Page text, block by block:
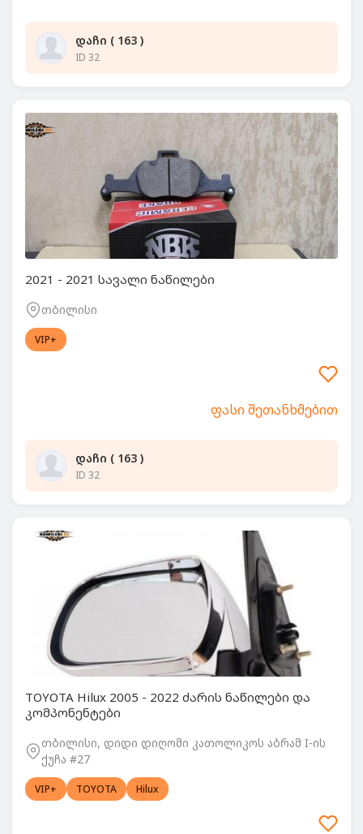
დაჩი ( 163 )
ID 32
2021 - 2021 სავალი ნაწილები
თბილისი
VIP+
ფასი შეთანხმებით
დაჩი ( 163 )
ID 32
TOYOTA Hilux 2005 - 2022 ძარის ნაწილები და
კომპონენტები
თბილისი, დიდი დიღომი კათოლიკოს აბრამ I-ის
ქუჩა #27
VIP+ TOYOTA Hilux